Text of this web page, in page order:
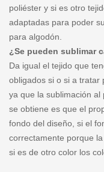
poliéster y si es otro
adaptadas para poder
para algodón.
¿Se pueden sublimar
Da igual el tejido que
obligados si o si a tratar
ya que la sublimación
se obtiene es que el
fondo del diseño, si el
correctamente porque
si es de otro color los